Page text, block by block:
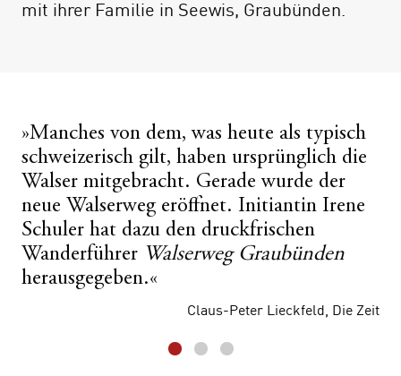
Fotos.
mit ihrer Familie in Seewis, Graubünden.
»Manches von dem, was heute als typisch
schweizerisch gilt, haben ursprünglich die
Walser mitgebracht. Gerade wurde der
neue Walserweg eröffnet. Initiantin Irene
Schuler hat dazu den druckfrischen
Wanderführer Walserweg Graubünden
herausgegeben.«
Claus-Peter Lieckfeld, Die Zeit